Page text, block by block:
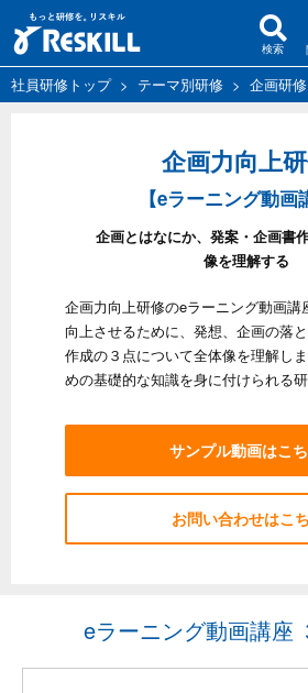
検索
社員研修トップ> テーマ別研修 > 企画研修
企画力向上
【eラーニング動画
企画とはなにか、発案・企画書
像を理解する
企画力向上研修のeラーニング動画講
向上させるために、発想、企画の落
作成の３点について全体像を理解し
めの基礎的な知識を身に付けられる研
サンプル動画はこ
お問い合わせはこ
eラーニング動画講座